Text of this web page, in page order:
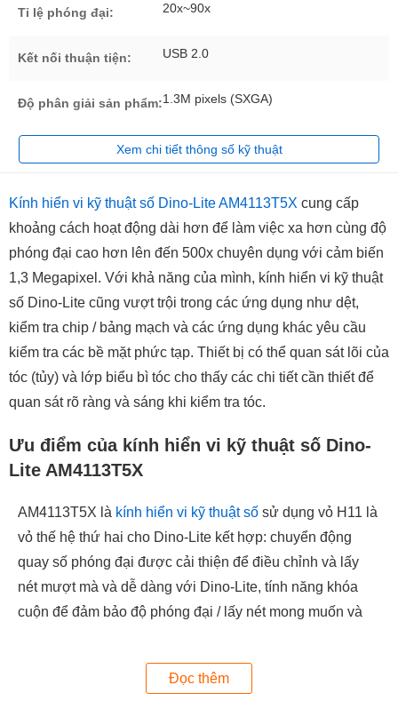
Tỉ lệ phóng đại: 20x~90x
Kết nối thuận tiện: USB 2.0
Độ phân giải sản phẩm:1.3M pixels (SXGA)
Xem chi tiết thông số kỹ thuật
Kính hiển vi kỹ thuật số Dino-Lite AM4113T5X cung cấp
khoảng cách hoạt động dài hơn để làm việc xa hơn cùng độ
phóng đại cao hơn lên đến 500x chuyên dụng với cảm biến
1,3 Megapixel. Với khả năng của mình, kính hiển vi kỹ thuật
số Dino-Lite cũng vượt trội trong các ứng dụng như dệt,
kiểm tra chip / bảng mạch và các ứng dụng khác yêu cầu
kiểm tra các bề mặt phức tạp. Thiết bị có thể quan sát lõi của
tóc (tủy) và lớp biểu bì tóc cho thấy các chi tiết cần thiết để
quan sát rõ ràng và sáng khi kiểm tra tóc.
Ưu điểm của kính hiển vi kỹ thuật số Dino-
Lite AM4113T5X
AM4113T5X là kính hiển vi kỹ thuật số sử dụng vỏ H11 là
vỏ thế hệ thứ hai cho Dino-Lite kết hợp: chuyển động
quay số phóng đại được cải thiện để điều chỉnh và lấy
nét mượt mà và dễ dàng với Dino-Lite, tính năng khóa
cuộn để đảm bảo độ phóng đại / lấy nét mong muốn và
của nó với nhau để chống lại lực kéo và xoắn tốt hơn.
Các công cụ đo lường chuyên nghiệp: hãy sử dụng các
Đọc thêm